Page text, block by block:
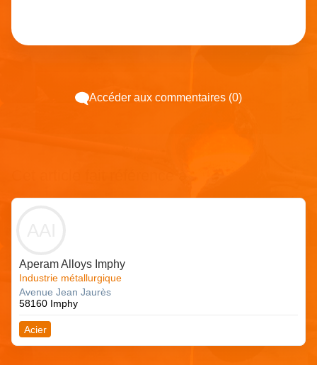
Accéder aux commentaires (0)
Aperam Alloys Imphy
Industrie métallurgique
Avenue Jean Jaurès
58160 Imphy
Acier